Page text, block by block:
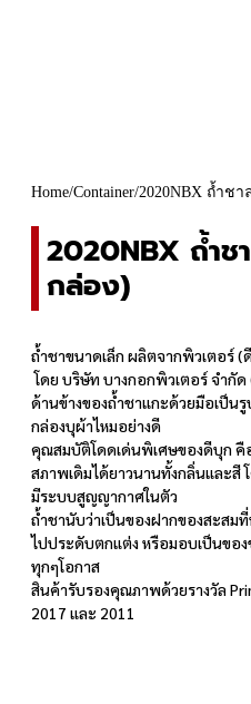
Home/Container/2020NBX ถ้ำช
2020NBX ถ้ำช
กล่อง)
ถ้ำชาขนาดเล็ก ผลิตจากพิวเตอร์
โดย บริษัท บางกอกพิวเตอร์ จำกั
ด้านข้างของถ้ำชาแกะด้วยมือเป็น
กล่องบุผ้าไหมอย่างดี
คุณสมบัติโดดเด่นพิเศษของดีบุก คื
สภาพเดิมได้ยาวนานทั้งกลิ่นและสี
มีระบบสูญญากาศในตัว
ถ้ำชานับว่าเป็นของฝากของสะสม
ไปประดับตกแต่ง หรือมอบเป็นขอ
ทุกๆโอกาส
สินค้ารับรองคุณภาพด้วยรางวัล
2017 และ 2011